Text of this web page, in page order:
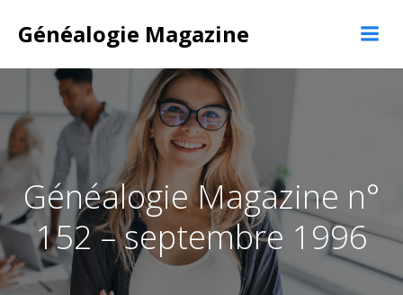
contenu
Généalogie Magazine
Généalogie Magazine n°
152 – septembre 1996